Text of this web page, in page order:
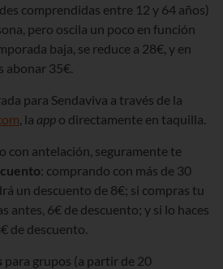
comprendidas entre 12 y 64 años)
pero oscila un poco en función
baja, se reduce a 28€, y en
abonar 35€.
para Sendaviva a través de la
, la app o directamente en taquilla.
con antelación, seguramente te
: comprando con más de 30
un descuento de 8€; si compras tu
antes, 6€ de descuento; y si lo haces
de descuento.
para grupos (a partir de 20